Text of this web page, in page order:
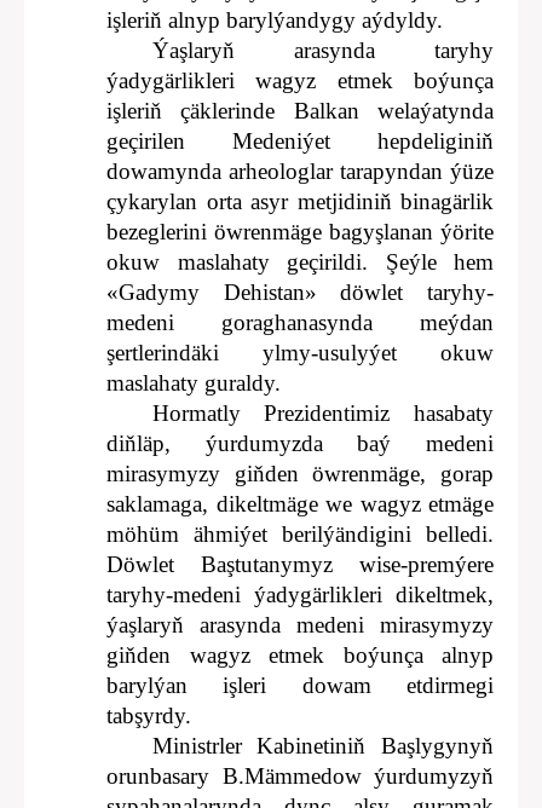
işleriň alnyp barylýandygy aýdyldy.
Ýaşlaryň arasynda taryhy
ýadygärlikleri wagyz etmek boýunça
işleriň çäklerinde Balkan welaýatynda
geçirilen Medeniýet hepdeliginiň
dowamynda arheologlar tarapyndan ýüze
çykarylan orta asyr metjidiniň binagärlik
bezeglerini öwrenmäge bagyşlanan ýörite
okuw maslahaty geçirildi. Şeýle hem
«Gadymy Dehistan» döwlet taryhy-
medeni goraghanasynda meýdan
şertlerindäki ylmy-usulyýet okuw
maslahaty guraldy.
Hormatly Prezidentimiz hasabaty
diňläp, ýurdumyzda baý medeni
mirasymyzy giňden öwrenmäge, gorap
saklamaga, dikeltmäge we wagyz etmäge
möhüm ähmiýet berilýändigini belledi.
Döwlet Baştutanymyz wise-premýere
taryhy-medeni ýadygärlikleri dikeltmek,
ýaşlaryň arasynda medeni mirasymyzy
giňden wagyz etmek boýunça alnyp
barylýan işleri dowam etdirmegi
tabşyrdy.
Ministrler Kabinetiniň Başlygynyň
orunbasary B.Mämmedow ýurdumyzyň